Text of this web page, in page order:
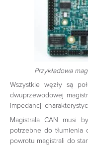
Przykładowa
Wszystkie węzły są
dwuprzewodowej
impedancji
Magistrala CAN musi
potrzebne do tłumienia
powrotu magistrali do